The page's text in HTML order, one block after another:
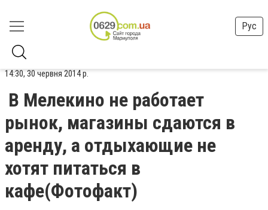
Рус
14:30, 30 червня 2014 р.
В Мелекино не работает
рынок, магазины сдаются в
аренду, а отдыхающие не
хотят питаться в
кафе(Фотофакт)